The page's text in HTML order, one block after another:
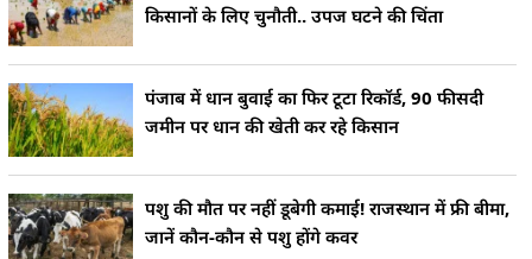
किसानों के लिए चुनौती.. उपज घटने की चिंता
पंजाब में धान बुवाई का फिर टूटा रिकॉर्ड, 90 फीसदी
जमीन पर धान की खेती कर रहे किसान
पशु की मौत पर नहीं डूबेगी कमाई! राजस्थान में फ्री बीमा,
जानें कौन-कौन से पशु होंगे कवर